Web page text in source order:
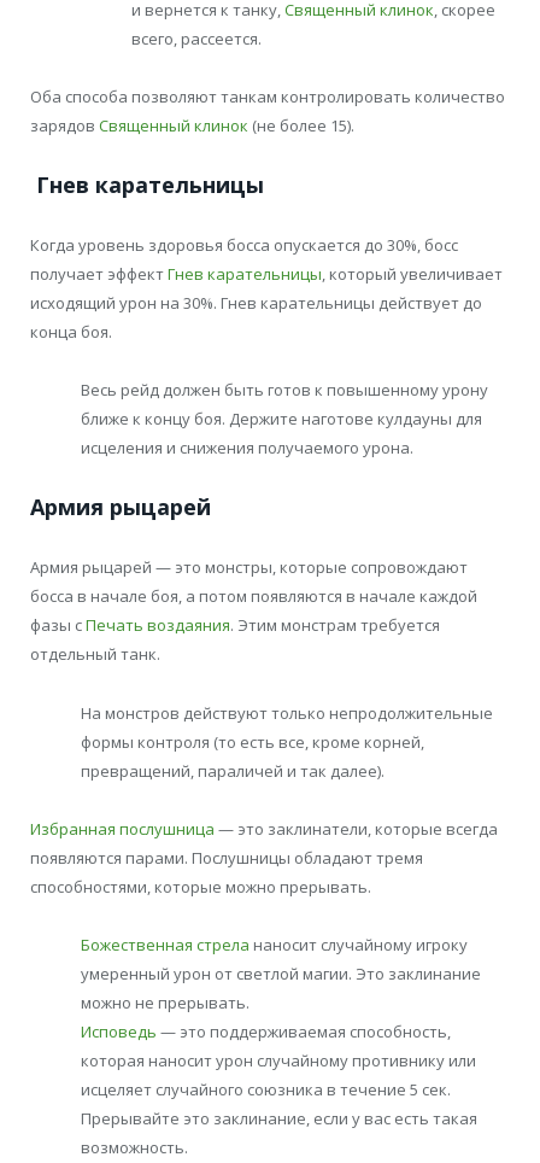
и вернется к танку,Священный клинок, скорее
всего, рассеется.
Оба способа позволяют танкам контролировать количество
зарядов Священный клинок (не более 15).
Гнев карательницы
Когда уровень здоровья босса опускается до 30%, босс
получает эффектГнев карательницы, который увеличивает
исходящий урон на 30%. Гнев карательницы действует до
конца боя.
Весь рейд должен быть готов к повышенному урону
ближе к концу боя. Держите наготове кулдауны для
исцеления и снижения получаемого урона.
Армия рыцарей
Армия рыцарей — это монстры, которые сопровождают
босса в начале боя, а потом появляются в начале каждой
фазы сПечать воздаяния. Этим монстрам требуется
отдельный танк.
На монстров действуют только непродолжительные
формы контроля (то есть все, кроме корней,
превращений, параличей и так далее).
Избранная послушница — это заклинатели, которые всегда
появляются парами. Послушницы обладают тремя
способностями, которые можно прерывать.
Божественная стрела наносит случайному игроку
умеренный урон от светлой магии. Это заклинание
можно не прерывать.
Исповедь — это поддерживаемая способность,
которая наносит урон случайному противнику или
исцеляет случайного союзника в течение 5 сек.
Прерывайте это заклинание, если у вас есть такая
возможность.